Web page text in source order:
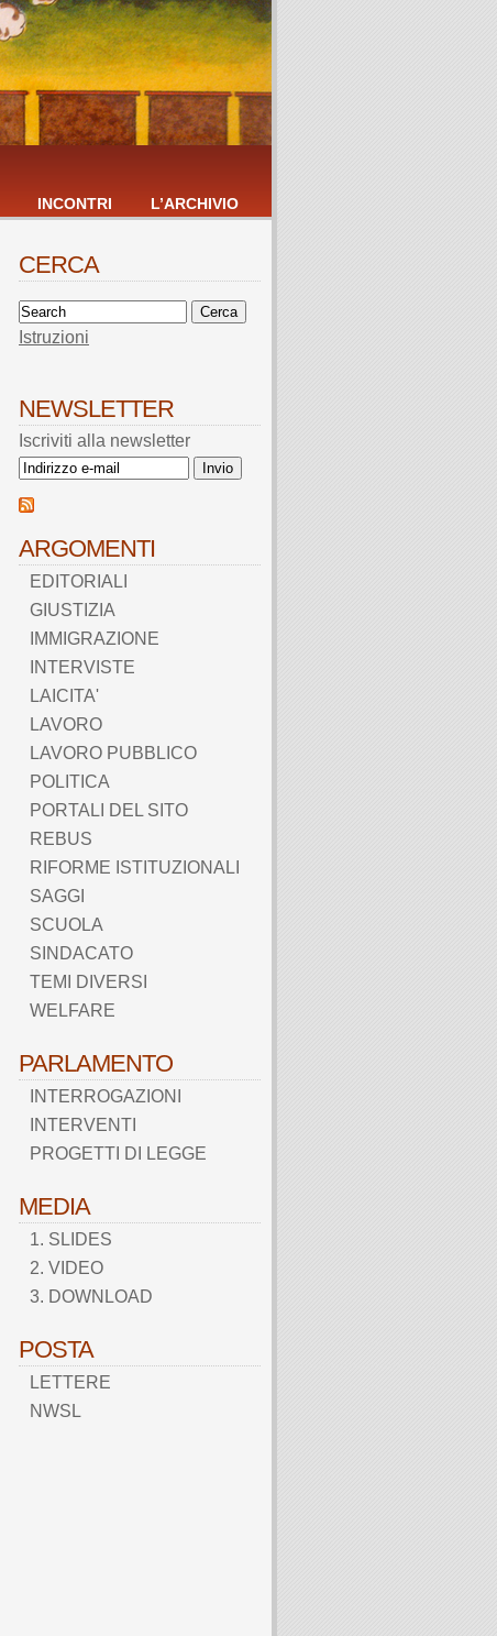
INCONTRI L’ARCHIVIO
CERCA
Istruzioni
NEWSLETTER
Iscriviti alla newsletter
ARGOMENTI
EDITORIALI
GIUSTIZIA
IMMIGRAZIONE
INTERVISTE
LAICITA'
LAVORO
LAVORO PUBBLICO
POLITICA
PORTALI DEL SITO
REBUS
RIFORME ISTITUZIONALI
SAGGI
SCUOLA
SINDACATO
TEMI DIVERSI
WELFARE
PARLAMENTO
INTERROGAZIONI
INTERVENTI
PROGETTI DI LEGGE
MEDIA
1. SLIDES
2. VIDEO
3. DOWNLOAD
POSTA
LETTERE
NWSL